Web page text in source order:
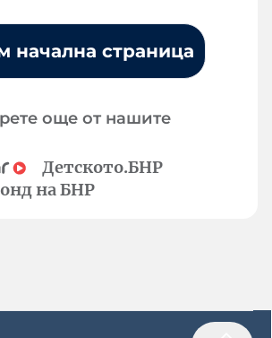
начална страница
още от нашите
Детското.БНР
на БНР